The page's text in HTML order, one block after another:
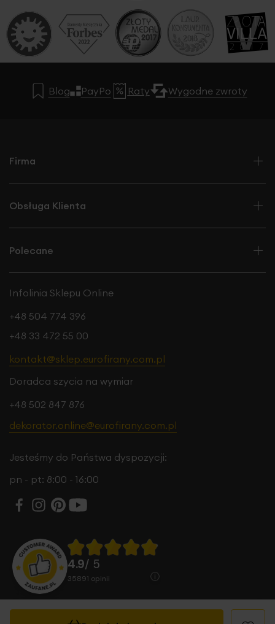
Blog PayPo Raty Wygodne zwroty
Firma
Obsługa Klienta
Polecane
Infolinia Sklepu Online
+48 504 774 396
+48 33 472 55 00
kontakt@sklep.eurofirany.com.pl
Doradca szycia na wymiar
+48 502 847 876
dekorator.online@eurofirany.com.pl
Jesteśmy do Państwa dyspozycji:
pn - pt: 8:00 - 16:00
4.9/ 5
35891 opinii